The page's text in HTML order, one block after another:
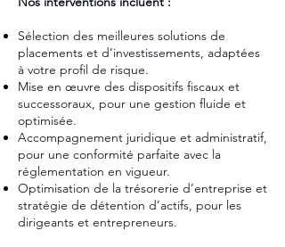
Sélection des meilleures solutions de
placements et d’investissements, adaptées
à votre profil de risque.
Mise en œuvre des dispositifs fiscaux et
successoraux, pour une gestion fluide et
optimisée.
Accompagnement juridique et administratif,
pour une conformité parfaite avec la
réglementation en vigueur.
Optimisation de la trésorerie d’entreprise et
stratégie de détention d’actifs, pour les
dirigeants et entrepreneurs.